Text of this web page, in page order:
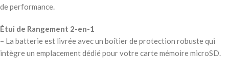
de performance.
Étui de Rangement 2-en-1
– La batterie est livrée avec un boîtier de protection robuste qui
intègre un emplacement dédié pour votre carte mémoire microSD.